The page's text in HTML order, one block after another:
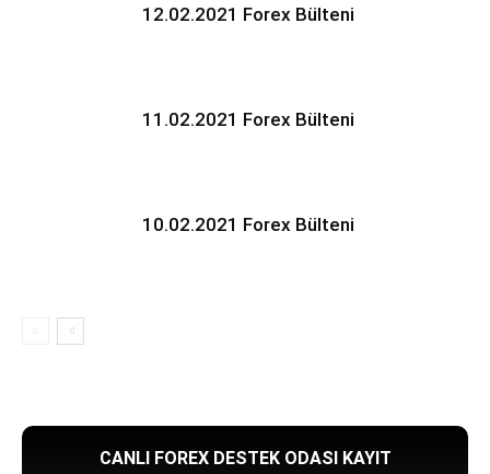
12.02.2021 Forex Bülteni
11.02.2021 Forex Bülteni
10.02.2021 Forex Bülteni
CANLI FOREX DESTEK ODASI KAYIT